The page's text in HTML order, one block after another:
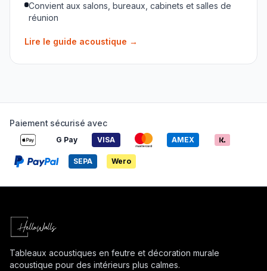
Convient aux salons, bureaux, cabinets et salles de
réunion
Lire le guide acoustique →
Paiement sécurisé avec
G Pay VISA AMEX
SEPA Wero
Tableaux acoustiques en feutre et décoration murale
acoustique pour des intérieurs plus calmes.